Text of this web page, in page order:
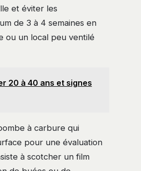
et éviter les
de 3 à 4 semaines en
ou un local peu ventilé
20 à 40 ans et signes
à carbure qui
pour une évaluation
à scotcher un film